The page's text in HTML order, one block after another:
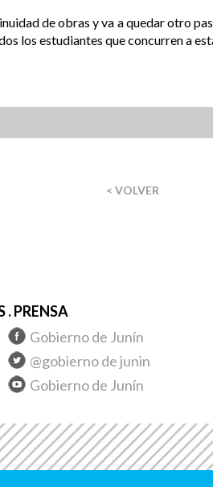
de obras y va a quedar otro
los estudiantes que concurren a
< VOLVER
. PRENSA
Gobierno de Junín
@gobierno de junin
Gobierno de Junín